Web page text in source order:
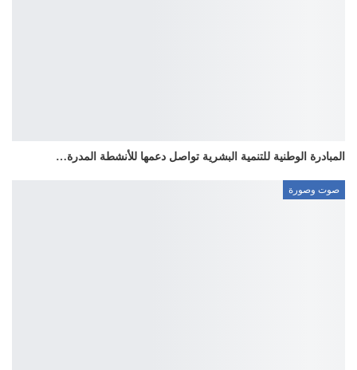
المبادرة الوطنية للتنمية البشرية تواصل دعمها للأنشطة المدرة…
صوت وصورة